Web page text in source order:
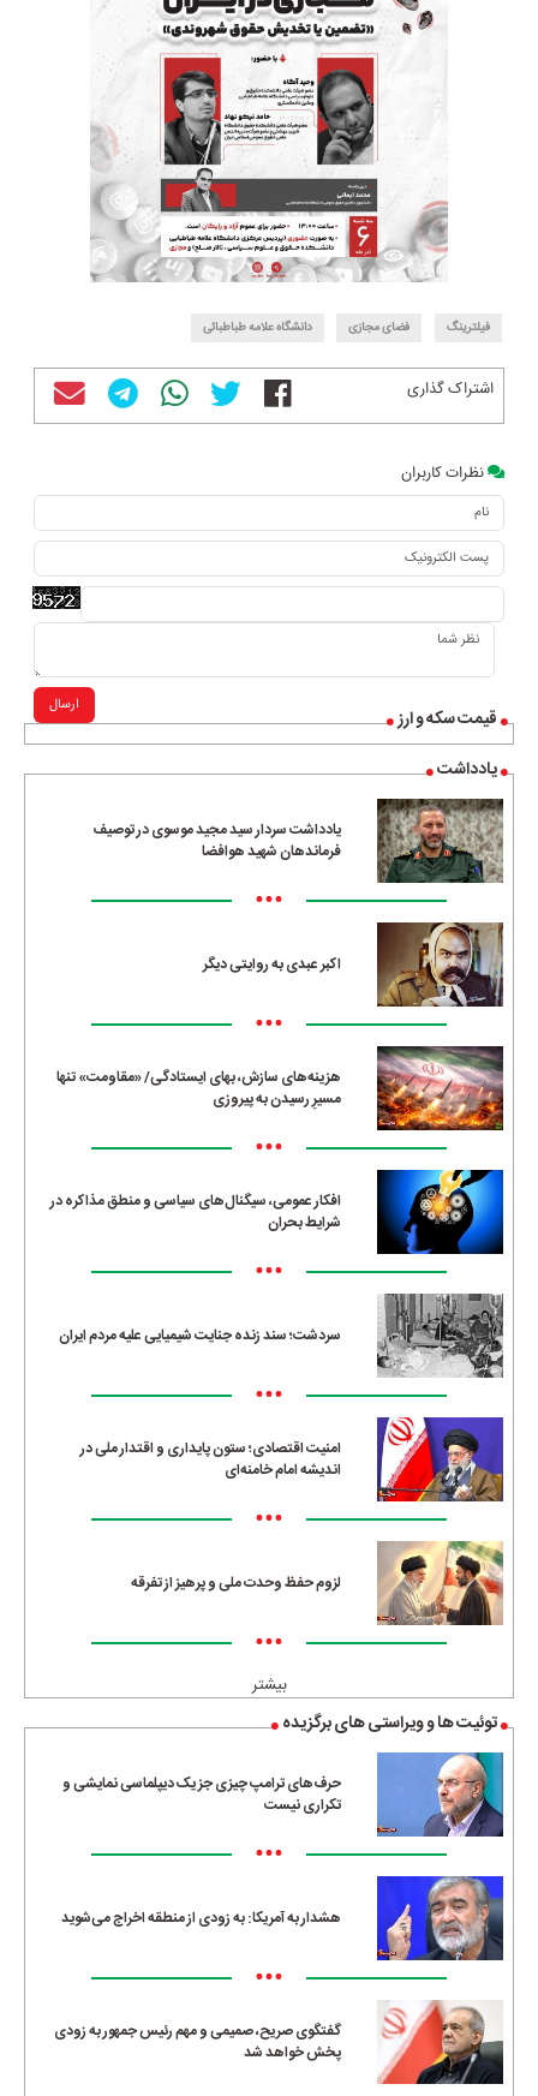
قیمت سکه و ارز
یادداشت
یادداشت سردار سید مجید موسوی در توصیف
فرماندهان شهید هوافضا
•••
اکبر عبدی به روایتی دیگر
•••
هزینه‌های سازش، بهای ایستادگی/ «مقاومت» تنها
مسیرِ رسیدن به پیروزی
•••
افکار عمومی، سیگنال‌های سیاسی و منطق مذاکره در
شرایط بحران
•••
سردشت؛ سند زنده جنایت شیمیایی علیه مردم ایران
•••
امنیت اقتصادی؛ ستون پایداری و اقتدار ملی در
اندیشه امام خامنه‌ای
•••
لزوم حفظ وحدت ملی و پرهیز از تفرقه
•••
بیشتر
توئیت ها و ویراستی های برگزیده
حرف‌های ترامپ چیزی جز یک دیپلماسی نمایشی و
تکراری نیست
•••
هشدار به آمریکا: به زودی از منطقه اخراج می‌شوید
•••
گفتگوی صریح، صمیمی و مهم رئیس جمهور به زودی
پخش خواهد شد
فیلترینگ فضای مجازی دانشگاه علامه طباطبائی
اشتراک گذاری
نظرات کاربران
ارسال